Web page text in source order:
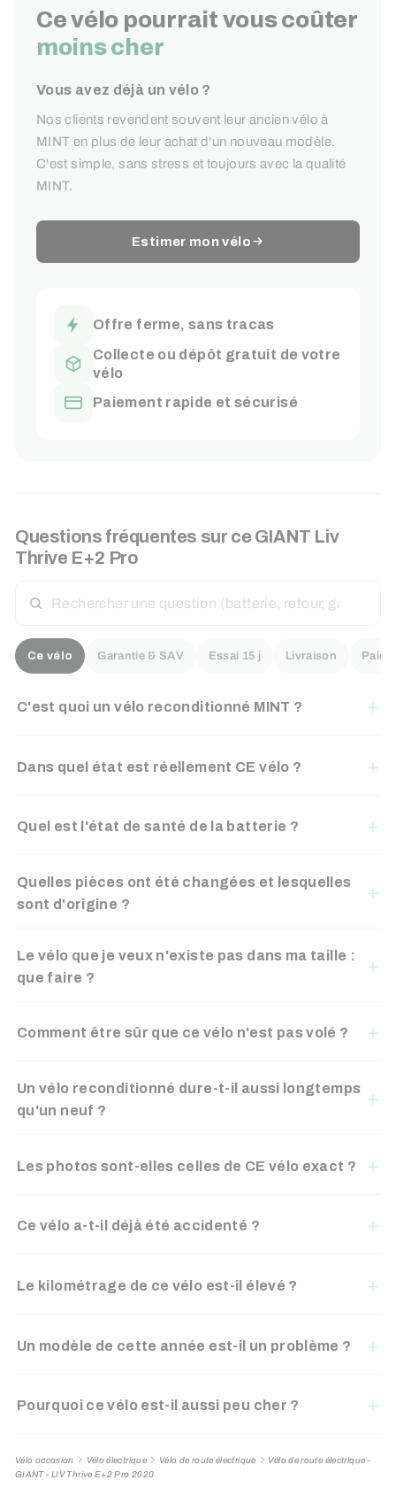
Ce vélo pourrait vous coûter
moins cher
Vous avez déjà un vélo ?
Nos clients revendent souvent leur ancien vélo à
MINT en plus de leur achat d'un nouveau modèle.
C'est simple, sans stress et toujours avec la qualité
MINT.
Estimer mon vélo
Offre ferme, sans tracas
Collecte ou dépôt gratuit de votre
vélo
Paiement rapide et sécurisé
Questions fréquentes sur ce GIANT Liv
Thrive E+2 Pro
UNE
Ce vélo Garantie & SAV Essai 15 j Livraison
C'est quoi un vélo reconditionné MINT ?
Dans quel état est réellement CE vélo ?
Quel est l'état de santé de la batterie ?
Quelles pièces ont été changées et lesquelles
sont d'origine ?
Le vélo que je veux n'existe pas dans ma taille :
que faire ?
Comment être sûr que ce vélo n'est pas volé ?
Un vélo reconditionné dure-t-il aussi longtemps
qu'un neuf ?
Les photos sont-elles celles de CE vélo exact ?
Ce vélo a-t-il déjà été accidenté ?
Le kilométrage de ce vélo est-il élevé ?
Un modèle de cette année est-il un problème ?
Pourquoi ce vélo est-il aussi peu cher ?
Vélo occasion Vélo électrique Vélo de route électrique
Vélo de route électrique -
GIANT - LIV Thrive E+2 Pro 2020